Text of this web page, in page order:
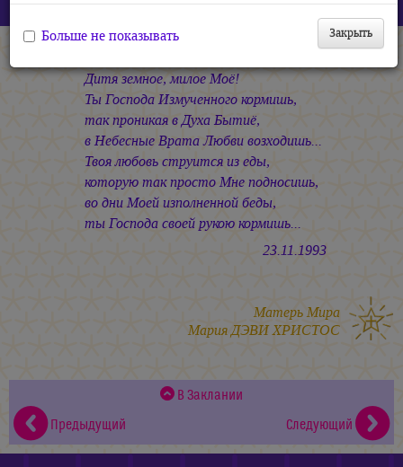
«Дитя земное, милое Моё!..»
Дитя земное, милое Моё!
Ты Господа Измученного кормишь,
так проникая в Духа Бытиё,
в Небесные Врата Любви возходишь...
Твоя любовь струится из еды,
которую так просто Мне подносишь,
во дни Моей изполненной беды,
ты Господа своей рукою кормишь...
23.11.1993
Матерь Мира
Мария ДЭВИ ХРИСТОС
В Заклании
Предыдущий
Следующий
Закрыть
Больше не показывать